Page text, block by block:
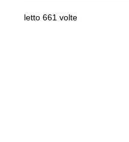
letto 661 volte